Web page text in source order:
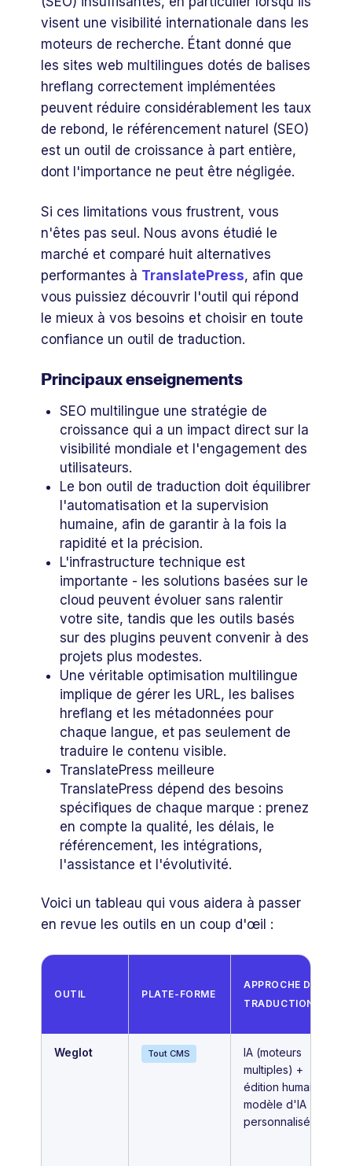
visent une visibilité internationale dans les
moteurs de recherche. Étant donné que
les sites web multilingues dotés de balises
hreflang correctement implémentées
peuvent réduire considérablement les taux
de rebond, le référencement naturel (SEO)
est un outil de croissance à part entière,
dont l'importance ne peut être négligée.
Si ces limitations vous frustrent, vous
n'êtes pas seul. Nous avons étudié le
marché et comparé huit alternatives
performantes à TranslatePress, afin que
vous puissiez découvrir l'outil qui répond
le mieux à vos besoins et choisir en toute
confiance un outil de traduction.
Principaux enseignements
SEO multilingue une stratégie de
croissance qui a un impact direct sur la
visibilité mondiale et l'engagement des
utilisateurs.
Le bon outil de traduction doit équilibrer
l'automatisation et la supervision
humaine, afin de garantir à la fois la
rapidité et la précision.
L'infrastructure technique est
importante - les solutions basées sur le
cloud peuvent évoluer sans ralentir
votre site, tandis que les outils basés
sur des plugins peuvent convenir à des
projets plus modestes.
Une véritable optimisation multilingue
implique de gérer les URL, les balises
hreflang et les métadonnées pour
chaque langue, et pas seulement de
traduire le contenu visible.
TranslatePress meilleure
TranslatePress dépend des besoins
spécifiques de chaque marque : prenez
en compte la qualité, les délais, le
référencement, les intégrations,
l'assistance et l'évolutivité.
Voici un tableau qui vous aidera à passer
en revue les outils en un coup d'œil :
OUTIL PLATE-FORME
APPROCHE DE
TRADUCTION
Weglot Tout CMS
IA (moteurs
multiples) +
édition humaine +
modèle d'IA
personnalisé